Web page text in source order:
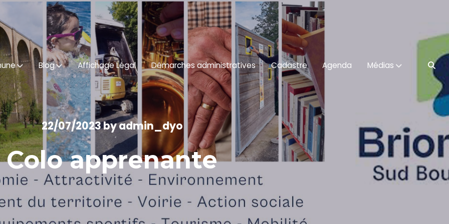
Blog Affichage Légal Démarches administratives Cadastre Agenda Médias
22/07/2023byadmin_dyo
Colo apprenante